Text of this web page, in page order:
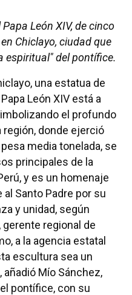
León XIV, de cinco
Chiclayo, ciudad que
espiritual" del pontífice.
una estatua de
León XIV está a
el profundo
donde ejerció
media tonelada, se
principales de la
y es un homenaje
Santo Padre por su
y unidad, según
regional de
a la agencia estatal
escultura sea un
Mío Sánchez,
pontífice, con su